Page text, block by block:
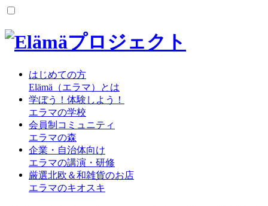
はじめての方
Elämä（エラマ）とは
学ぼう！体験しよう！
エラマの学校
会員制コミュニティ
エラマの森
企業・自治体向け
エラマの講演・研修
厳選北欧＆和雑貨のお店
エラマのキオスキ